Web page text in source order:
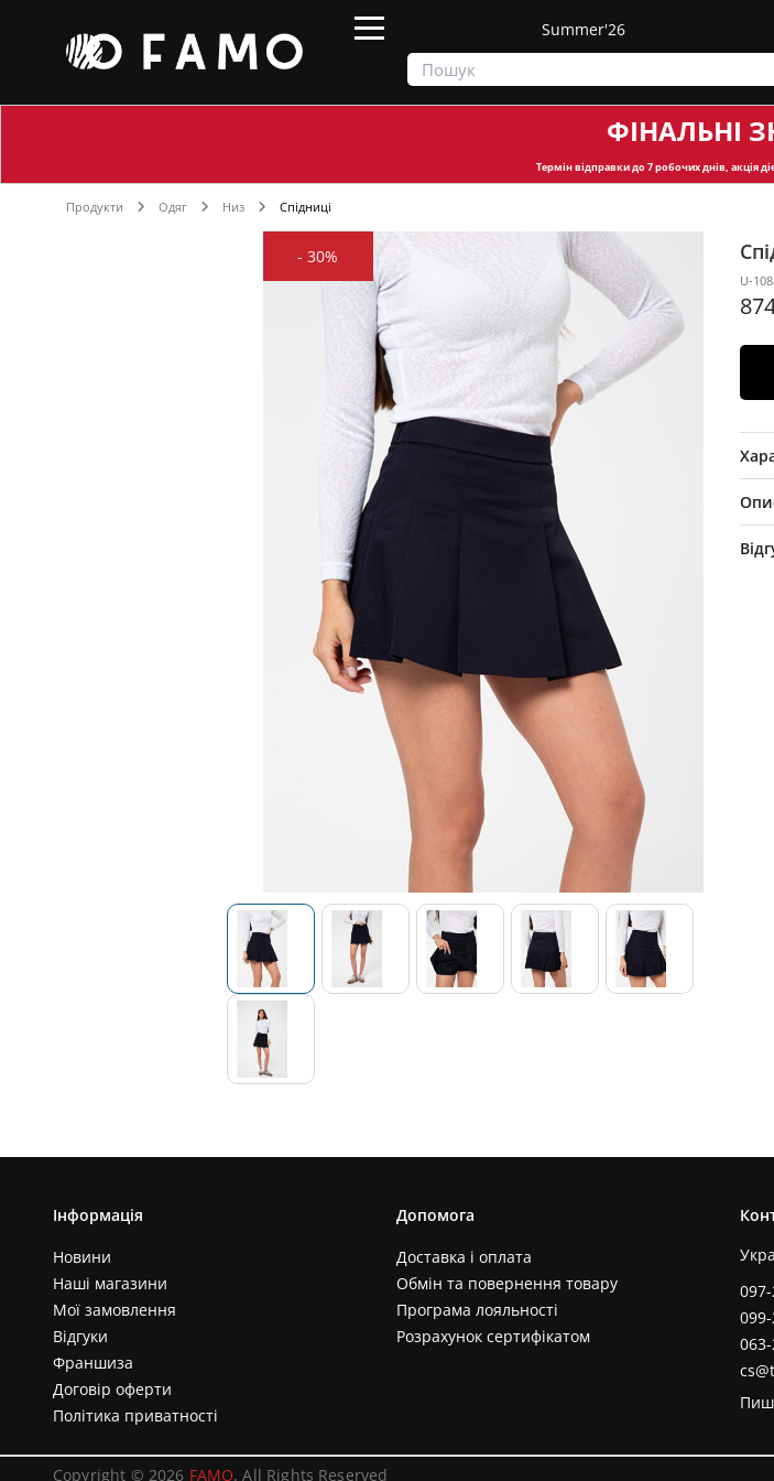
Summer'26
ФІНАЛЬНІ
Термін відправкидо 7 робочих днів, акція
Продукти Одяг Низ Спідниці
-30%
U-
Інформація
Новини
Наші магазини
Мої замовлення
Відгуки
Франшиза
Договір оферти
Політика приватності
Допомога
Доставка і оплата
Обмін та повернення товару
Програма лояльності
Розрахунок сертифікатом
Copyright © 2026 FAMO. All Rights Reserved